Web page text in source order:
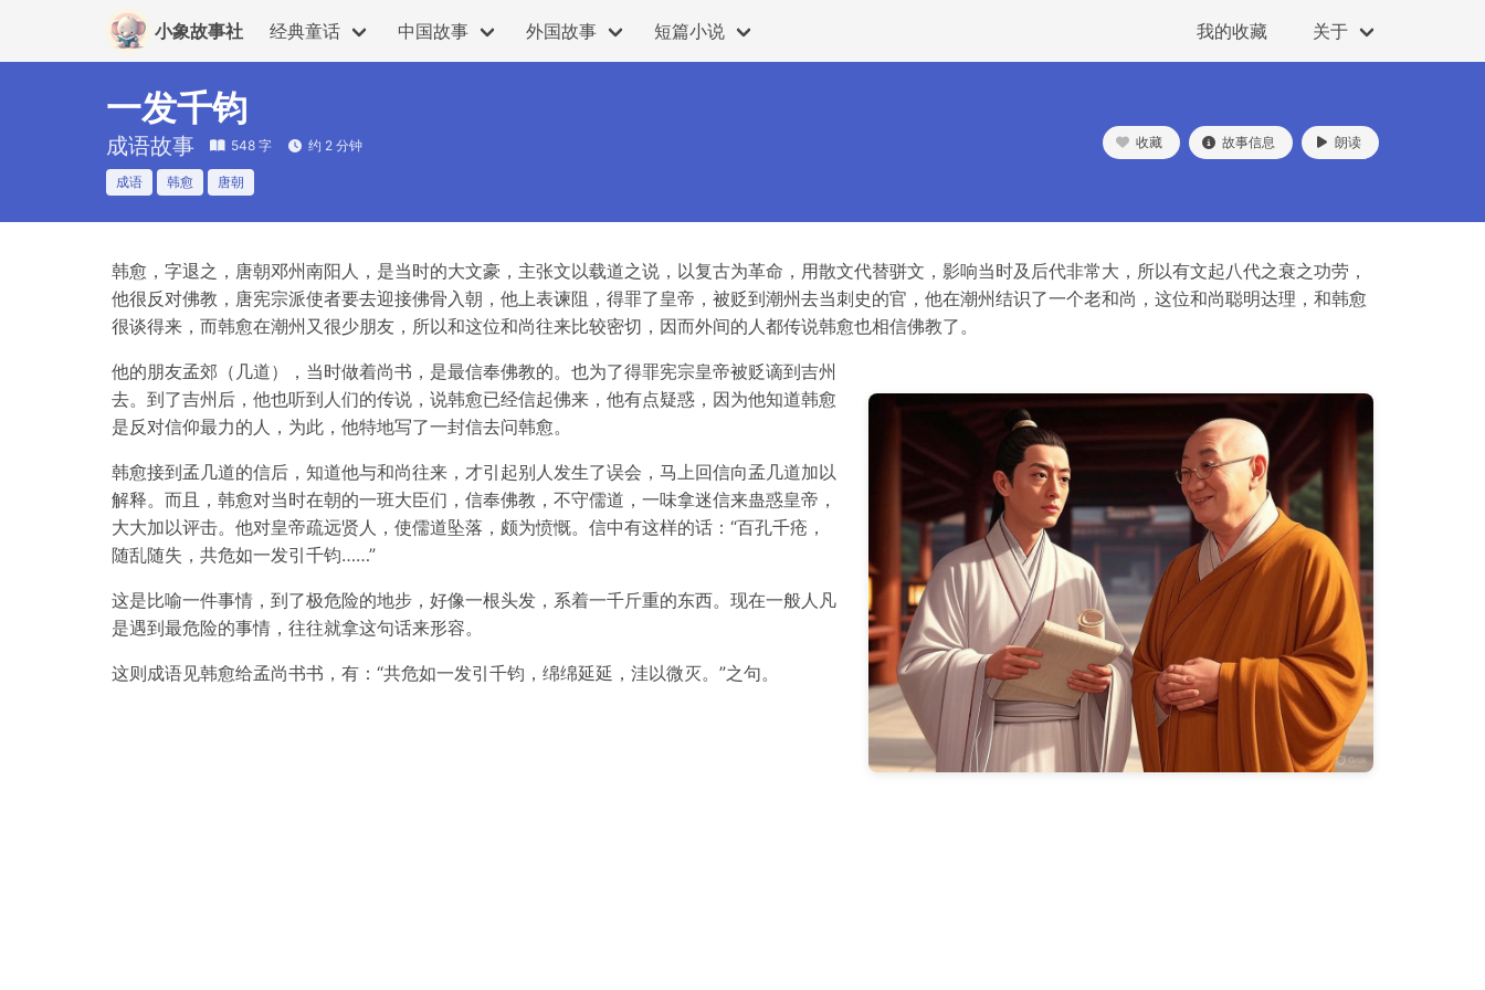
小象故事社 经典童话 中国故事 外国故事 短篇小说 我的收藏 关于
一发千钧
成语故事 548 字 约 2 分钟
成语 韩愈 唐朝
收藏 故事信息 朗读
韩愈，字退之，唐朝邓州南阳人，是当时的大文豪，主张文以载道之说，以复古为革命，用散文代替骈文，影响当时及后代非常大，所以有文起八代之衰之功劳，
他很反对佛教，唐宪宗派使者要去迎接佛骨入朝，他上表谏阻，得罪了皇帝，被贬到潮州去当刺史的官，他在潮州结识了一个老和尚，这位和尚聪明达理，和韩愈
很谈得来，而韩愈在潮州又很少朋友，所以和这位和尚往来比较密切，因而外间的人都传说韩愈也相信佛教了。
他的朋友孟郊（几道），当时做着尚书，是最信奉佛教的。也为了得罪宪宗皇帝被贬谪到吉州
去。到了吉州后，他也听到人们的传说，说韩愈已经信起佛来，他有点疑惑，因为他知道韩愈
是反对信仰最力的人，为此，他特地写了一封信去问韩愈。
韩愈接到孟几道的信后，知道他与和尚往来，才引起别人发生了误会，马上回信向孟几道加以
解释。而且，韩愈对当时在朝的一班大臣们，信奉佛教，不守儒道，一味拿迷信来蛊惑皇帝，
大大加以评击。他对皇帝疏远贤人，使儒道坠落，颇为愤慨。信中有这样的话：“百孔千疮，
随乱随失，共危如一发引千钧……”
这是比喻一件事情，到了极危险的地步，好像一根头发，系着一千斤重的东西。现在一般人凡
是遇到最危险的事情，往往就拿这句话来形容。
这则成语见韩愈给孟尚书书，有：“共危如一发引千钧，绵绵延延，洼以微灭。”之句。